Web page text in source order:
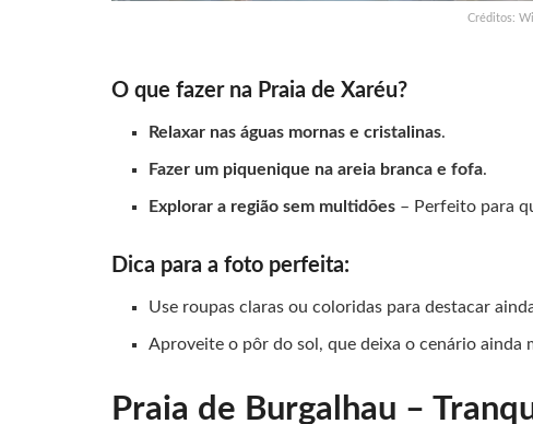
Créditos:
O que fazer na Praia de Xaréu?
Relaxar nas águas mornas e cristalinas.
Fazer um piquenique na areia branca e fofa.
Explorar a região sem multidões – Perfeito para
Dica para a foto perfeita:
Use roupas claras ou coloridas para destacar
Aproveite o pôr do sol, que deixa o cenário ainda
Praia de Burgalhau –